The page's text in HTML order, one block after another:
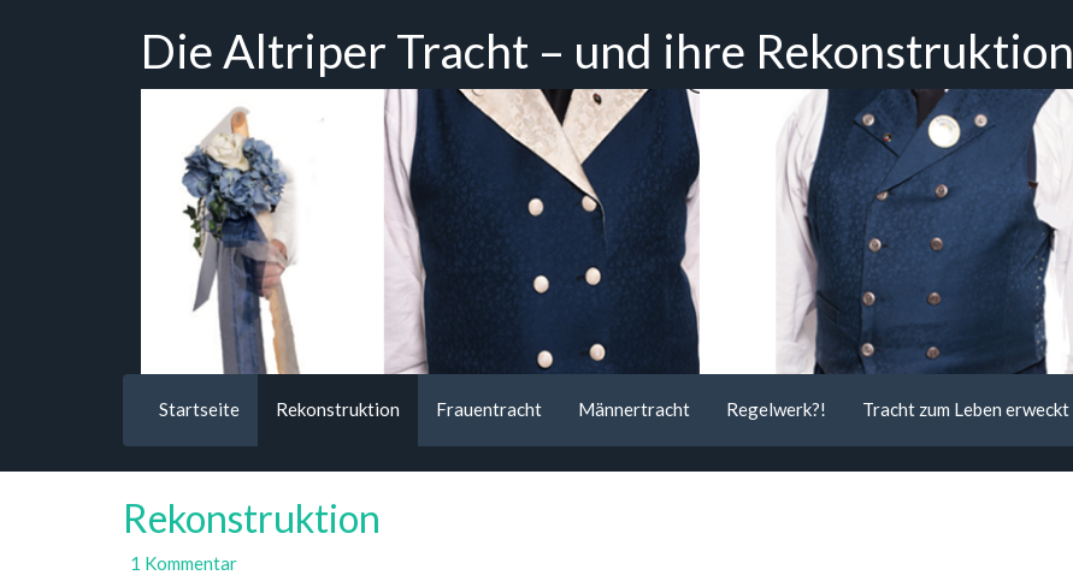
Die Altriper Tracht – und ihre Rekonstruktion
Startseite Rekonstruktion Frauentracht Männertracht Regelwerk?! Tracht zum Leben erweckt
Rekonstruktion
1 Kommentar